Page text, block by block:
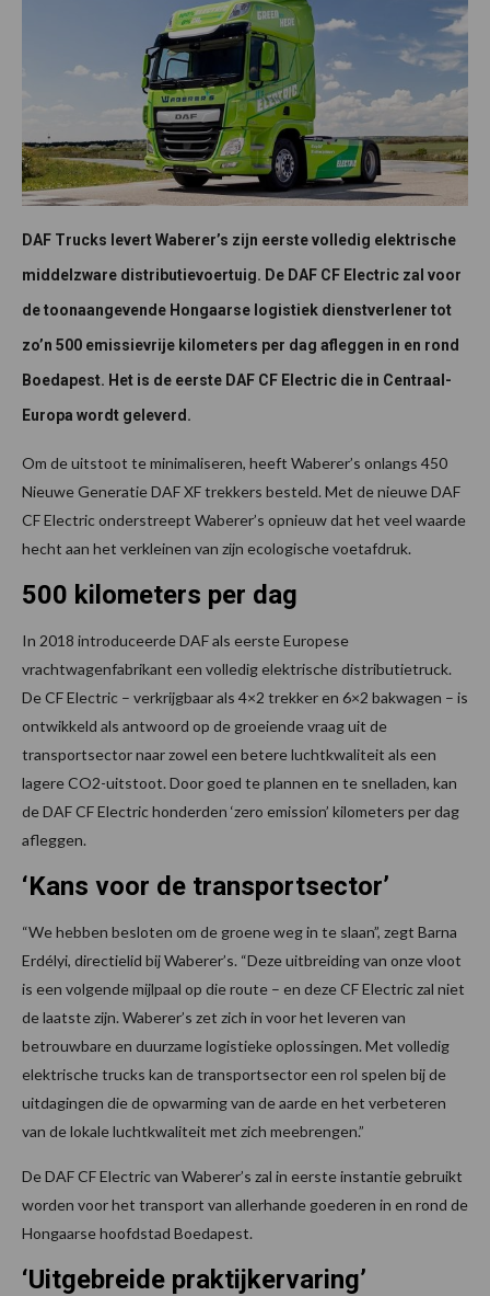
DAF Trucks levert Waberer’s zijn eerste volledig elektrische
middelzware distributievoertuig. De DAF CF Electric zal voor
de toonaangevende Hongaarse logistiek dienstverlener tot
zo’n 500 emissievrije kilometers per dag afleggen in en rond
Boedapest. Het is de eerste DAF CF Electric die in Centraal-
Europa wordt geleverd.
Om de uitstoot te minimaliseren, heeft Waberer’s onlangs 450
Nieuwe Generatie DAF XF trekkers besteld. Met de nieuwe DAF
CF Electric onderstreept Waberer’s opnieuw dat het veel waarde
hecht aan het verkleinen van zijn ecologische voetafdruk.
500 kilometers per dag
In 2018 introduceerde DAF als eerste Europese
vrachtwagenfabrikant een volledig elektrische distributietruck.
De CF Electric – verkrijgbaar als 4×2 trekker en 6×2 bakwagen – is
ontwikkeld als antwoord op de groeiende vraag uit de
transportsector naar zowel een betere luchtkwaliteit als een
lagere CO2-uitstoot. Door goed te plannen en te snelladen, kan
de DAF CF Electric honderden ‘zero emission’ kilometers per dag
afleggen.
‘Kans voor de transportsector’
“We hebben besloten om de groene weg in te slaan”, zegt Barna
Erdélyi, directielid bij Waberer’s. “Deze uitbreiding van onze vloot
is een volgende mijlpaal op die route – en deze CF Electric zal niet
de laatste zijn. Waberer’s zet zich in voor het leveren van
betrouwbare en duurzame logistieke oplossingen. Met volledig
elektrische trucks kan de transportsector een rol spelen bij de
uitdagingen die de opwarming van de aarde en het verbeteren
van de lokale luchtkwaliteit met zich meebrengen.”
De DAF CF Electric van Waberer’s zal in eerste instantie gebruikt
worden voor het transport van allerhande goederen in en rond de
Hongaarse hoofdstad Boedapest.
‘Uitgebreide praktijkervaring’